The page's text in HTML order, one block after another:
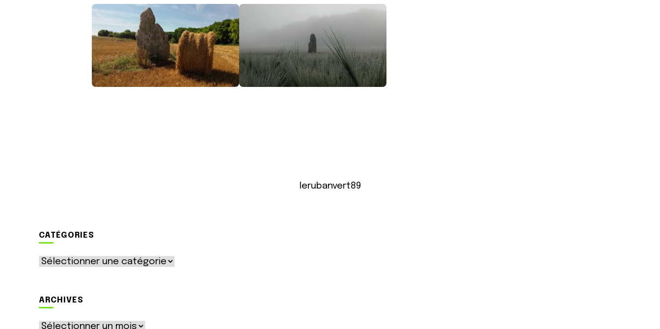
lerubanvert89
CATÉGORIES
Catégories
ARCHIVES
Archives